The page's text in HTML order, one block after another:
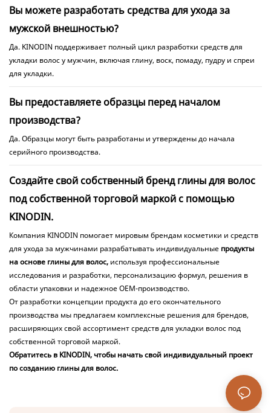
Вы можете разработать средства для ухода за
мужской внешностью?
Да. KINODIN поддерживает полный цикл разработки средств для
укладки волос у мужчин, включая глину, воск, помаду, пудру и спреи
для укладки.
Вы предоставляете образцы перед началом
производства?
Да. Образцы могут быть разработаны и утверждены до начала
серийного производства.
Создайте свой собственный бренд глины для волос
под собственной торговой маркой с помощью
KINODIN.
Компания KINODIN помогает мировым брендам косметики и средств
для ухода за мужчинами разрабатывать индивидуальные продукты
на основе глины для волос, используя профессиональные
исследования и разработки, персонализацию формул, решения в
области упаковки и надежное OEM-производство.
От разработки концепции продукта до его окончательного
производства мы предлагаем комплексные решения для брендов,
расширяющих свой ассортимент средств для укладки волос под
собственной торговой маркой.
Обратитесь в KINODIN, чтобы начать свой индивидуальный проект
по созданию глины для волос.